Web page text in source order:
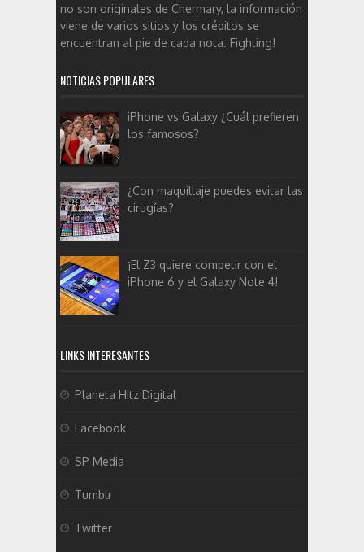
no son originales de Chermary, la información
viene de varios sitios y los créditos se
encuentran al pie de cada nota. Fighting!
NOTICIAS POPULARES
iPhone vs Galaxy ¿Cuál prefieren
los famosos?
¿Con maquillaje puedes evitar las
cirugías?
¡El Z3 quiere competir con el
iPhone 6 y el Galaxy Note 4!
LINKS INTERESANTES
Planeta Hitz Digital
Facebook
SP Media
Tumblr
Twitter